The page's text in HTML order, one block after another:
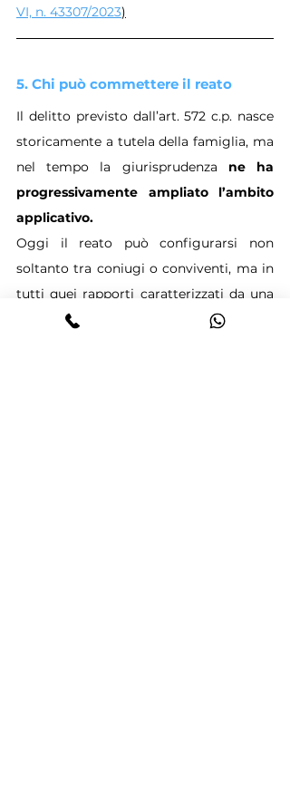
VI, n. 43307/2023)
5. Chi può commettere il reato
Il delitto previsto dall’art. 572 c.p. nasce
storicamente a tutela della famiglia, ma
nel tempo la giurisprudenza ne ha
progressivamente ampliato l’ambito
applicativo.
Oggi il reato può configurarsi non
soltanto tra coniugi o conviventi, ma in
tutti quei rapporti caratterizzati da una
stabile relazione di assistenza,